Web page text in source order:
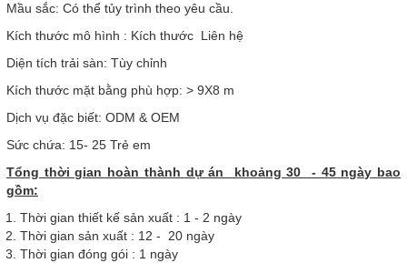
Mầu sắc: Có thể tủy trình theo yêu cầu.
Kích thước mô hình : Kích thước Liên hệ
Diện tích trải sàn: Tùy chỉnh
Kích thước mặt bằng phù hợp: > 9X8 m
Dịch vụ đặc biết: ODM & OEM
Sức chứa: 15- 25 Trẻ em
Tổng thời gian hoàn thành dự án khoảng 30 - 45 ngày bao
gồm:
Thời gian thiết kế sản xuất : 1 - 2 ngày
Thời gian sản xuất : 12 - 20 ngày
Thời gian đóng gói : 1 ngày